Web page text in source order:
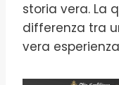
storia vera. La
differenza tra
vera